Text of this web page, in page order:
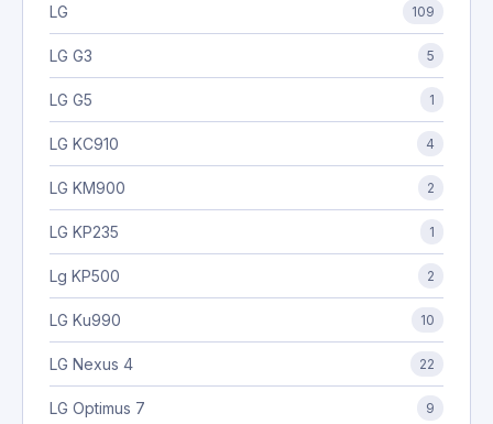
LG 109
LG G3 5
LG G5 1
LG KC910 4
LG KM900 2
LG KP235 1
Lg KP500 2
LG Ku990 10
LG Nexus 4 22
LG Optimus 7 9